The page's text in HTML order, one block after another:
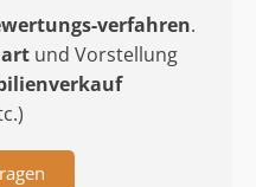
verfahren.
und Vorstellung